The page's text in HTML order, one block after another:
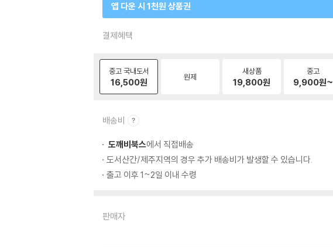
앱 다운 시 1천원 상품권
결제혜택
중고 국내도서
16,500원 원제
새상품
19,800원
중고
9,900원~
배송비
도깨비북스에서 직접배송
도서산간/제주지역의 경우 추가 배송비가 발생할 수 있습니다.
출고 이후 1~2일 이내 수령
판매자